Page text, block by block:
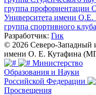
группа профориентации
Университета имени
группа спортивного
Разработчик: Гик
© 2026 Северо-Западный
имени О. Е. Кутафина
Министерство
Образования и Науки
Российской Федерации
Просвещения